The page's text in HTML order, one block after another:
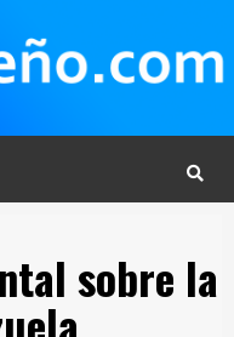
sobre la